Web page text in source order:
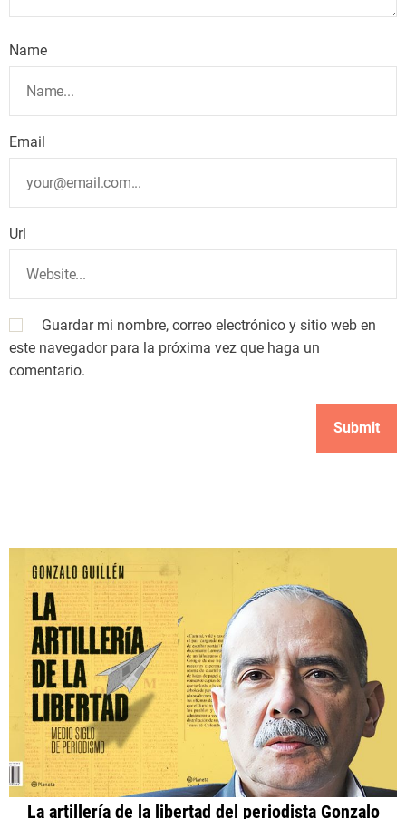
Name
Email
Url
Guardar mi nombre, correo electrónico y sitio web en
este navegador para la próxima vez que haga un
comentario.
La artillería de la libertad del periodista Gonzalo